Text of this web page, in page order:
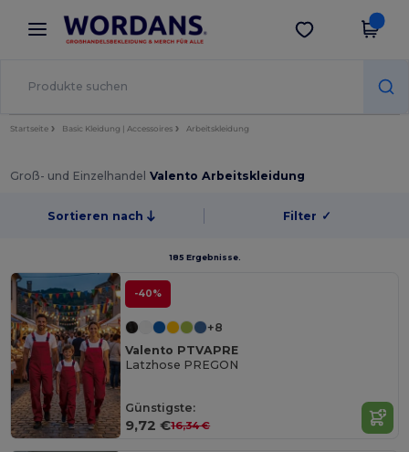
× Wordans App
Bessere Preise in der App!
App holen
Startseite Basic Kleidung | Accessoires Arbeitskleidung
Groß- und Einzelhandel Valento Arbeitskleidung
Sortieren nach Filter ✓
185 Ergebnisse.
-40%
+8
Valento PTVAPRE
Latzhose PREGON
Günstigste:
9,72 €16,34 €